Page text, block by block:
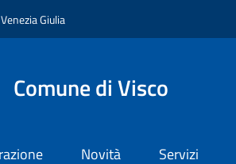
Giulia
Comune di Visco
Novità Servizi